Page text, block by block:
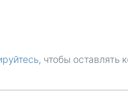
, чтобы оставлять